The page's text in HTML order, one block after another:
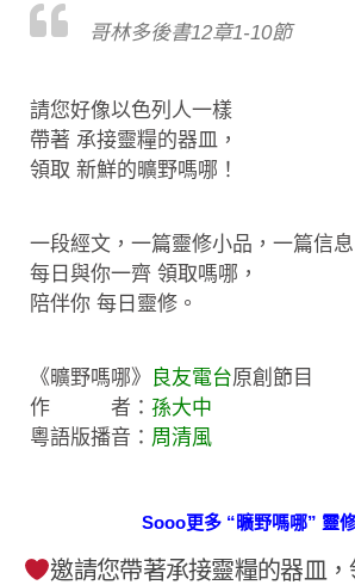
哥林多後書12章1-10節
請您好像以色列人一樣
帶著 承接靈糧的器皿，
領取 新鮮的曠野嗎哪！
一段經文，一篇靈修小品，一篇信
每日與你一齊 領取嗎哪，
陪伴你 每日靈修。
《曠野嗎哪》 良友電台原創節目
作 者： 孫大中
粵語版播音： 周清風
Sooo更多 “曠野嗎哪” 靈
邀請您帶著承接靈糧的器皿